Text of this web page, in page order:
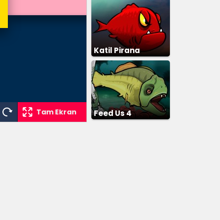
Tam Ekran
Katil Pirana
Feed Us 4